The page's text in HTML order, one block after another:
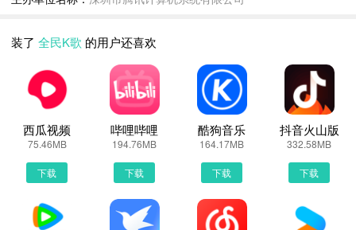
「歌房模式升级」蒙面唱将升级百变模式：送礼触发随机面具+音
全民K歌10.13.38.278 下载安装说明：
下载全民K歌到手机上面的方法有很多。 安卓系统的手机可以在豌豆
荚或者PP助手等手机助手里面一键下载安装！也可以通过电脑端用
手机扫描全民K歌下载的二维码获取下载链接！有手机端直接访问网
页下载也是可以的，下面就为大家介绍下手机网页怎么下载最新全民
K歌10.13.38.278
第一步：
首先，我们手机里要有一个浏览器，小编比较喜欢用UC浏览器，当
装了 全民K歌 的用户还喜欢
西瓜视频
75.46MB
下载
哔哩哔哩
194.76MB
下载
酷狗音乐
164.17MB
下载
抖音火山版
332.58MB
下载